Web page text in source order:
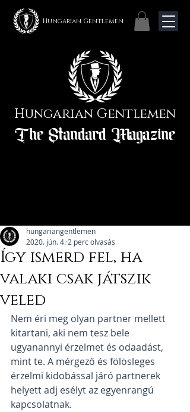
Hungarian Gentlemen
Hungarian Gentlemen
The Standard Magazine
Így ismerd fel, ha
valaki csak játszik
veled
hungariangentlemen
2020. jún. 4.2 perc olvasás
Nem éri meg olyan partner mellett
kitartani, aki nem tesz bele
ugyanannyi érzelmet és odaadást,
mint te. A mérgező és fölösleges
érzelmi kidobással járó partnerek
helyett adj esélyt az egyenrangú
kapcsolatnak.